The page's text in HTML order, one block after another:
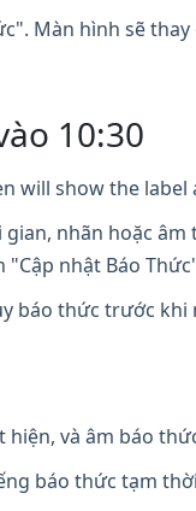
Màn hình sẽ
10:30
will show the label
nhãn hoặc
"Cập nhật Báo
báo thức trước
hiện, và âm báo
báo thức tạm